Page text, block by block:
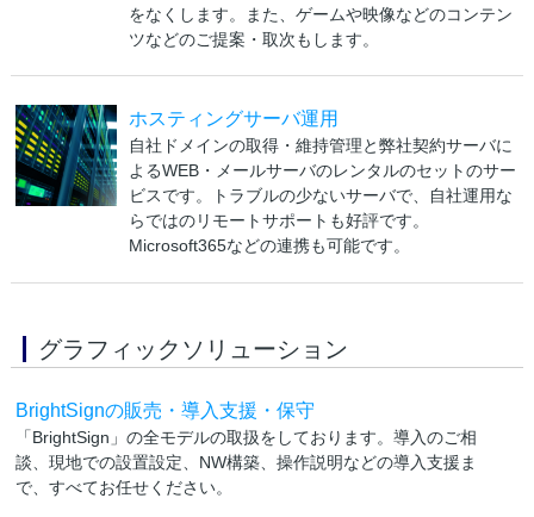
をなくします。また、ゲームや映像などのコンテン
ツなどのご提案・取次もします。
ホスティングサーバ運用
自社ドメインの取得・維持管理と弊社契約サーバに
よるWEB・メールサーバのレンタルのセットのサー
ビスです。トラブルの少ないサーバで、自社運用な
らではのリモートサポートも好評です。
Microsoft365などの連携も可能です。
グラフィックソリューション
BrightSignの販売・導入支援・保守
「BrightSign」の全モデルの取扱をしております。導入のご相
談、現地での設置設定、NW構築、操作説明などの導入支援ま
で、すべてお任せください。